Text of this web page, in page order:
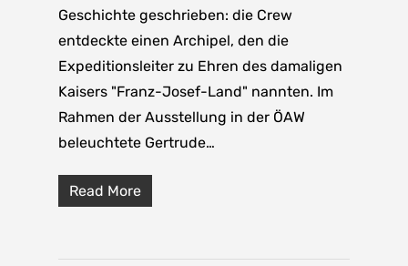
Geschichte geschrieben: die Crew
entdeckte einen Archipel, den die
Expeditionsleiter zu Ehren des damaligen
Kaisers "Franz-Josef-Land" nannten. Im
Rahmen der Ausstellung in der ÖAW
beleuchtete Gertrude…
Read More